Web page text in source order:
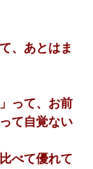
、あとはま
って、お前
て自覚ない
べて優れて